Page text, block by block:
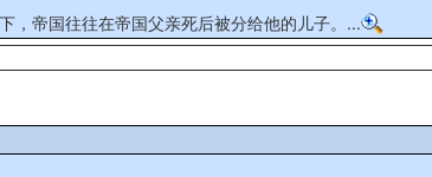
，帝国往往在帝国父亲死后被分给他的儿子。...